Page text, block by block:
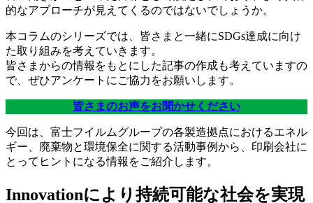
的なアプローチが見えてくるのではないでしょうか。
本コラムのシリーズでは、皆さまと一緒にSDGs達成に向け
た取り組みを考えていきます。
皆さまからの情報をもとにした記事の作成も考えていますの
で、ぜひアンケートにご協力をお願いします。
皆さまのお声をお聞かせください
今回は、富士フイルムグループの各製造拠点におけるエネル
ギー、廃棄物と環境保全に関する活動事例から、印刷会社に
とってヒントになる情報をご紹介します。
Innovationにより持続可能な社会を実現